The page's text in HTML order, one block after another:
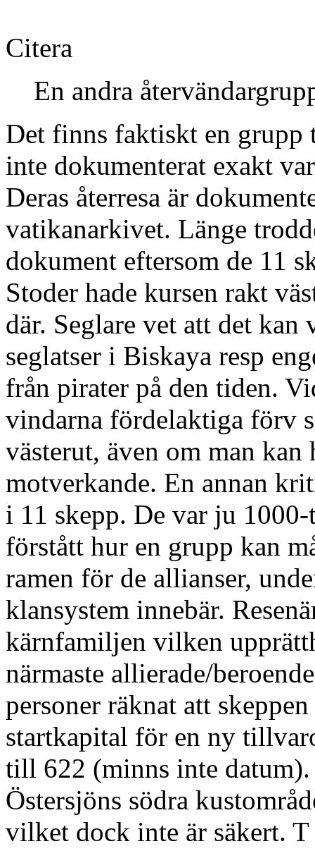
Citera
En andra
Det finns faktiskt en
inte dokumenterat exakt
Deras återresa är
vatikanarkivet. Länge
dokument eftersom de 11
Stoder hade kursen rakt
där. Seglare vet att det
seglatser i Biskaya resp
från pirater på den tiden.
vindarna fördelaktiga förv
västerut, även om man
motverkande. En annan
i 11 skepp. De var ju
förstått hur en grupp kan
ramen för de allianser,
klansystem innebär.
kärnfamiljen vilken
närmaste allierade/
personer räknat att
startkapital för en ny
till 622 (minns inte datum).
Östersjöns södra
vilket dock inte är säkert.